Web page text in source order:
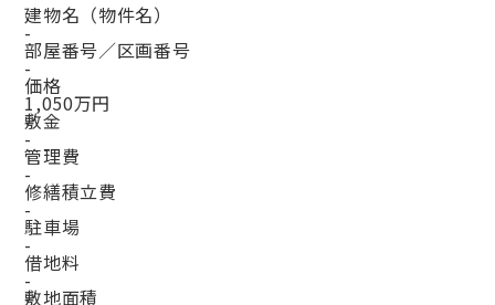
建物名（物件名）
-
部屋番号／区画番号
-
価格
1,050万円
敷金
-
管理費
-
修繕積立費
-
駐車場
-
借地料
-
敷地面積